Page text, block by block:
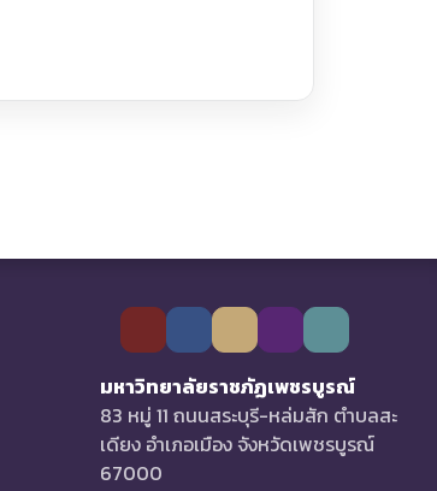
มหาวิทยาลัยราชภัฏเพชรบูรณ์
83 หมู่ 11 ถนนสระบุรี-หล่มสัก ตำบลสะ
เดียง อำเภอเมือง จังหวัดเพชรบูรณ์
67000